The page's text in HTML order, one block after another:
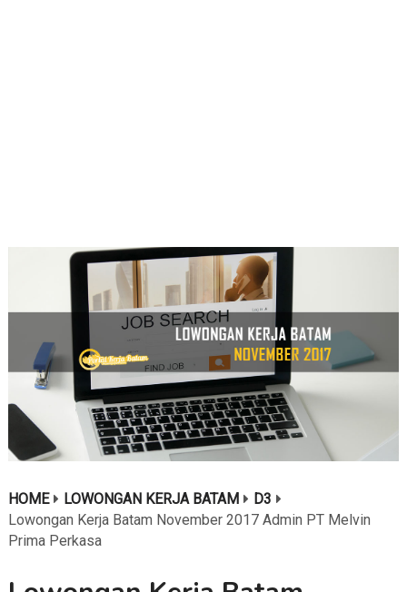
HOME LOWONGAN KERJA BATAM
D3
Lowongan Kerja Batam November 2017 Admin PT Melvin
Prima Perkasa